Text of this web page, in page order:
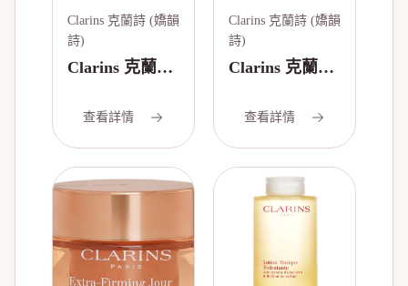
Clarins 克蘭詩 (嬌韻
詩)
Clarins 克蘭詩
Everlasting 持
久保濕啞緻粉
底 - # 107C
Beige 30ml/1oz
查看詳情
Clarins 克蘭詩 (嬌韻
詩)
Clarins 克蘭詩
緊緻日霜 (乾
性) 50ml/1.7oz
查看詳情